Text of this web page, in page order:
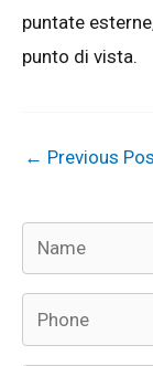
puntate
punto di vista.
← Previous